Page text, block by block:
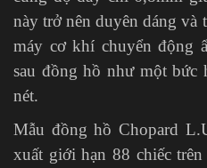
này trở nên duyên dáng
máy cơ khí chuyển động
sau đồng hồ như một bức
nét.
Mẫu đồng hồ Chopard
xuất giới hạn 88 chiếc